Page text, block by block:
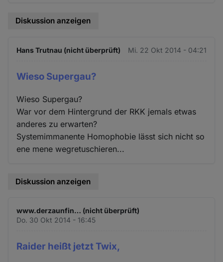
Diskussion anzeigen
Hans Trutnau (nicht überprüft) Mi. 22 Okt 2014 - 04:21
Wieso Supergau?
Wieso Supergau?
War vor dem Hintergrund der RKK jemals etwas
anderes zu erwarten?
Systemimmanente Homophobie lässt sich nicht so
ene mene wegretuschieren...
Diskussion anzeigen
www.derzaunfin… (nicht überprüft)
Do. 30 Okt 2014 - 16:45
Raider heißt jetzt Twix,